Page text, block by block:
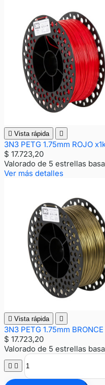
 Vista rápida 
3N3 PETG 1.75mm ROJO
$ 17.723,20
Valorado de 5 estrellas
Ver más detalles
 Vista rápida 
3N3 PETG 1.75mm BRONCE
$ 17.723,20
Valorado de 5 estrellas
 